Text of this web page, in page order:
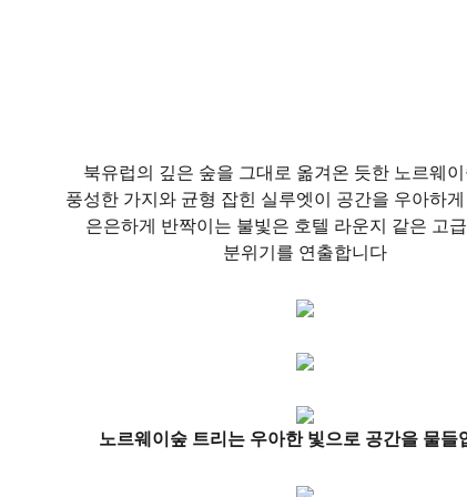
북유럽의 깊은 숲을 그대로 옮겨온 듯한 노르웨
풍성한 가지와 균형 잡힌 실루엣이 공간을 우아하
은은하게 반짝이는 불빛은 호텔 라운지 같은 고
분위기를 연출합니다
노르웨이숲 트리는 우아한 빛으로 공간을 물들